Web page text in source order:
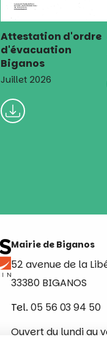
Attestation d'ordre
d'évacuation
Biganos
Juillet 2026
Mairie de Biganos
52 avenue de la
33380 BIGANOS
Tel. 05 56 03 94 50
Ouvert du lundi au